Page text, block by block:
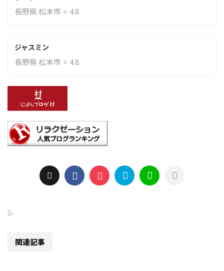
長野県 松本市 ⭐ 4.8
ジャスミン
長野県 松本市 ⭐ 4.8
-
関連記事